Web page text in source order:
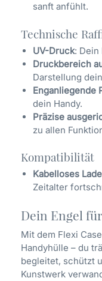
sanft anfühlt.
Technische
UV-Druck: Dein
Druckbereich
Darstellung
Enganliegende
dein Handy.
Präzise
zu allen
Kompatibilität
Kabelloses
Zeitalter
Dein Engel
Mit dem Flexi
Handyhülle – du
begleitet, schützt
Kunstwerk